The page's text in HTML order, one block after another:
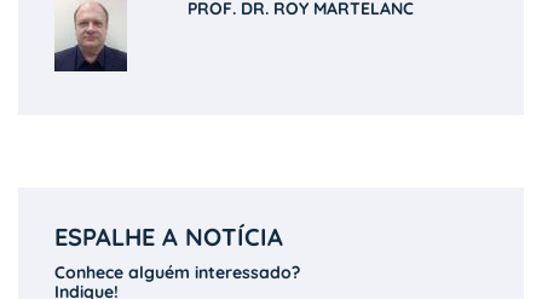
PROF. DR. ROY MARTELANC
ESPALHE A NOTÍCIA
Conhece alguém interessado?
Indique!